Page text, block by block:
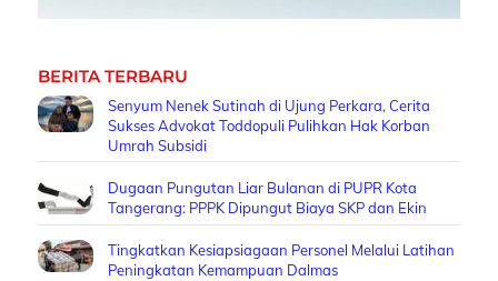
BERITA TERBARU
Senyum Nenek Sutinah di Ujung Perkara, Cerita
Sukses Advokat Toddopuli Pulihkan Hak Korban
Umrah Subsidi
Dugaan Pungutan Liar Bulanan di PUPR Kota
Tangerang: PPPK Dipungut Biaya SKP dan Ekin
Tingkatkan Kesiapsiagaan Personel Melalui Latihan
Peningkatan Kemampuan Dalmas